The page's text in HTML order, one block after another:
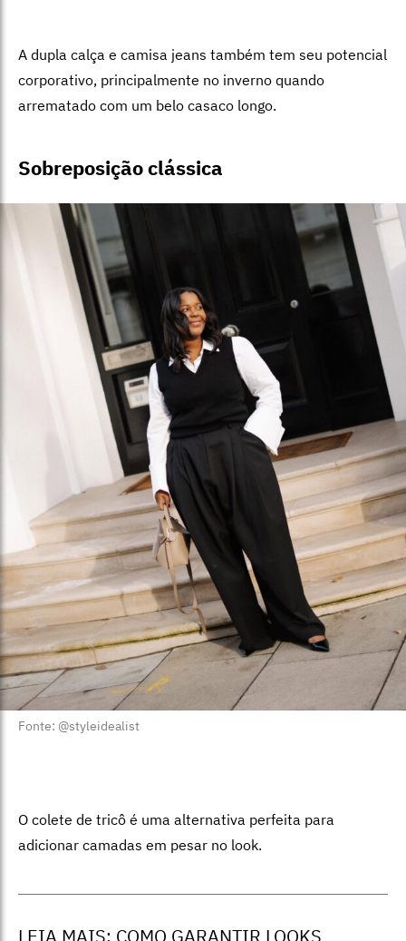
A dupla calça e camisa jeans também tem seu potencial
corporativo, principalmente no inverno quando
arrematado com um belo casaco longo.
Sobreposição clássica
Fonte: @styleidealist
O colete de tricô é uma alternativa perfeita para
adicionar camadas em pesar no look.
LEIA MAIS: COMO GARANTIR LOOKS